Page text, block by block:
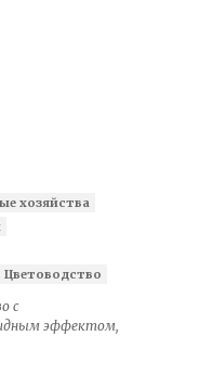
хозяйства
Цветоводство
с
эффектом,